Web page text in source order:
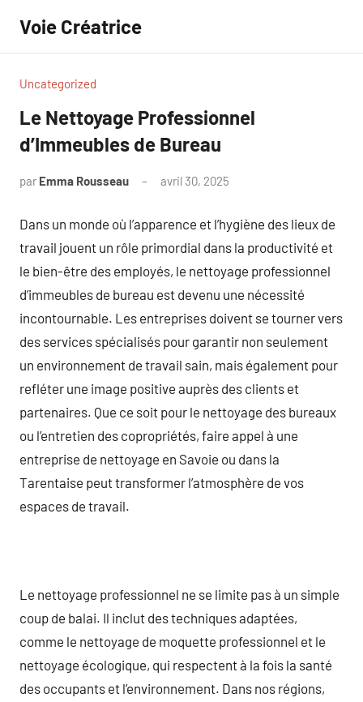
contenu
Voie Créatrice
Uncategorized
Le Nettoyage Professionnel
d’Immeubles de Bureau
par Emma Rousseau avril 30, 2025
Dans un monde où l’apparence et l’hygiène des lieux de
travail jouent un rôle primordial dans la productivité et
le bien-être des employés, le nettoyage professionnel
d’immeubles de bureau est devenu une nécessité
incontournable. Les entreprises doivent se tourner vers
des services spécialisés pour garantir non seulement
un environnement de travail sain, mais également pour
refléter une image positive auprès des clients et
partenaires. Que ce soit pour le nettoyage des bureaux
ou l’entretien des copropriétés, faire appel à une
entreprise de nettoyage en Savoie ou dans la
Tarentaise peut transformer l’atmosphère de vos
espaces de travail.
Le nettoyage professionnel ne se limite pas à un simple
coup de balai. Il inclut des techniques adaptées,
comme le nettoyage de moquette professionnel et le
nettoyage écologique, qui respectent à la fois la santé
des occupants et l’environnement. Dans nos régions,